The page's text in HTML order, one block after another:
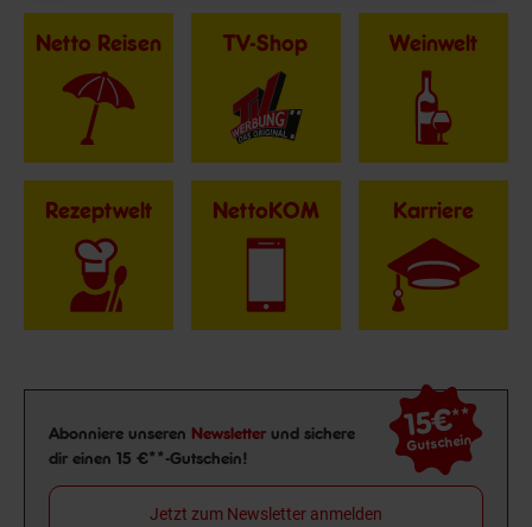
Netto Reisen TV-Shop Weinwelt
Rezeptwelt NettoKOM Karriere
Newsletter Anmeldung
Abonniere unseren Newsletter und sichere
dir einen 15 €**-Gutschein!
15€**
Gutschein
Jetzt zum Newsletter anmelden